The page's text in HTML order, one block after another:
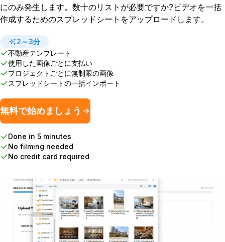
にのみ発生します。数十のリストが必要ですか?ビデオを一括
作成するためのスプレッドシートをアップロードします。
2～3分
不動産テンプレート
使用した画像ごとに支払い
プロジェクトごとに無制限の画像
スプレッドシートの一括インポート
無料で始めましょう
Done in 5 minutes
No filming needed
No credit card required